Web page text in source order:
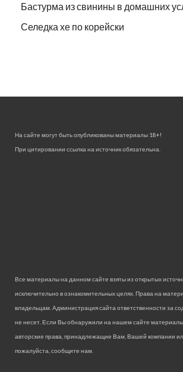
Бастурма из свинины в домашних
Селедка хе по корейски
На сайте могут быть опубликованы материалы 18+!
При цитировании ссылка на источник обязательна.
Все материалы на данном сайте взяты из открытых
исключительно в ознакомительных целях. Права на
владельцам. Администрация сайта ответственности за
не несет. Если Вы обнаружили на нашем сайте
авторские права, принадлежащие Вам, Вашей компании
пожалуйста, сообщите нам.